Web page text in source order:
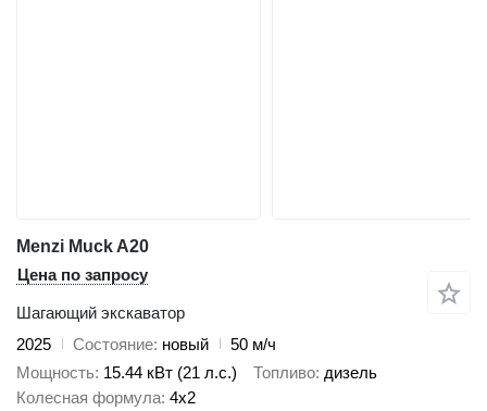
Menzi Muck A20
Цена по запросу
Шагающий экскаватор
2025
Состояние новый
50 м/ч
Мощность 15.44 кВт (21 л.с.) Топливо дизель
Колесная формула 4x2